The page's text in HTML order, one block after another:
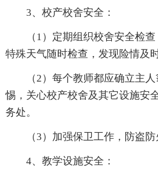
3、校产校舍安全：
（1）定期组织校舍安全检
特殊天气随时检查，发现险情及
（2）每个教师都应确立主
惕，关心校产校舍及其它设施安
务处。
（3）加强保卫工作，防盗防
4、教学设施安全：